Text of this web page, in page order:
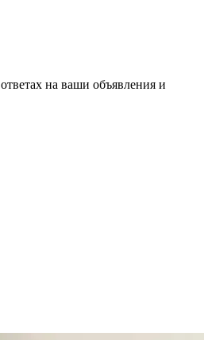
на ваши объявления и